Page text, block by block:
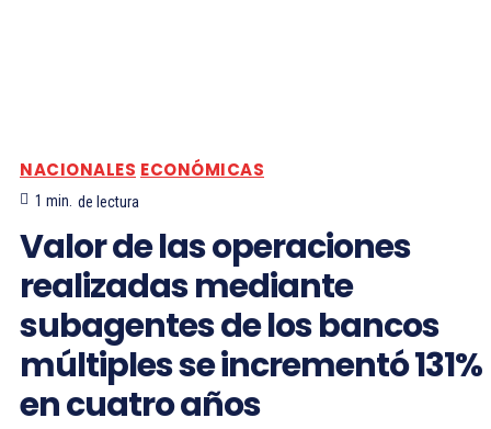
NACIONALES ECONÓMICAS
1 min. de lectura
Valor de las operaciones
realizadas mediante
subagentes de los bancos
múltiples se incrementó 131%
en cuatro años